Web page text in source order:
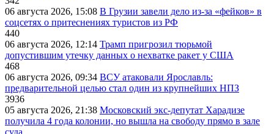
06 августа 2026, 15:08 В Грузии завели дело из-за «фейков» в
соцсетях о притеснениях туристов из РФ
440
06 августа 2026, 12:14 Трамп пригрозил тюрьмой
допустившим утечку данных о нехватке ракет у США
468
06 августа 2026, 09:34 ВСУ атаковали Ярославль:
предварительной целью стал один из крупнейших НПЗ
3936
05 августа 2026, 21:38 Московский экс-депутат Харадизе
получила 4 года колонии, но вышла на свободу прямо в зале
суда